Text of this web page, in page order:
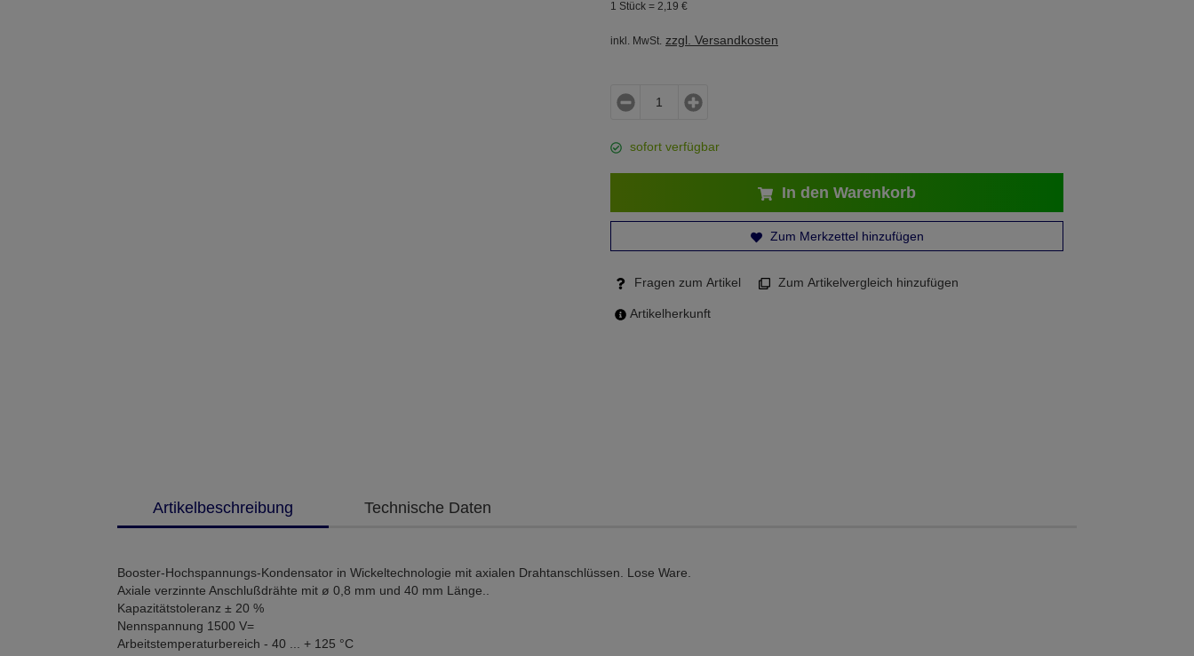
1 Stück = 2, 19 €
inkl. MwSt. zzgl. Versandkosten
sofort verfügbar
In den Warenkorb
Zum Merkzettel hinzufügen
Fragen zum Artikel Zum Artikelvergleich hinzufügen
Artikelherkunft
Artikelbeschreibung Technische Daten
Booster-Hochspannungs-Kondensator in Wickeltechnologie mit axialen Drahtanschlüssen. Lose Ware.
Axiale verzinnte Anschlußdrähte mit ø 0,8 mm und 40 mm Länge..
Kapazitätstoleranz ± 20 %
Nennspannung 1500 V=
Arbeitstemperaturbereich - 40 ... + 125 °C